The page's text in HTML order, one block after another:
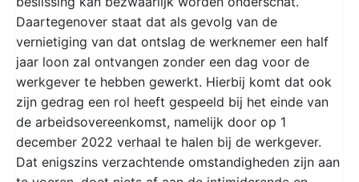
Daartegenover staat dat als gevolg van de
vernietiging van dat ontslag de werknemer een half
jaar loon zal ontvangen zonder een dag voor de
werkgever te hebben gewerkt. Hierbij komt dat ook
zijn gedrag een rol heeft gespeeld bij het einde van
de arbeidsovereenkomst, namelijk door op 1
december 2022 verhaal te halen bij de werkgever.
Dat enigszins verzachtende omstandigheden zijn aan